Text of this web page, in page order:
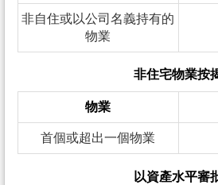
非自住或以公司名義持有的
物業
非住宅物業按
物業
首個或超出一個物業
以資產水平審